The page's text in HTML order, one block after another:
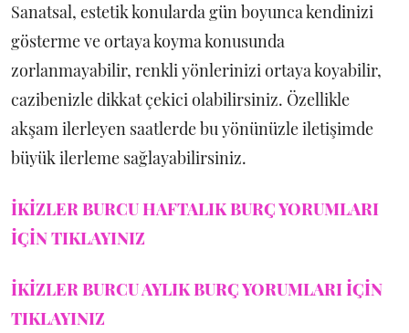
Sanatsal, estetik konularda gün boyunca kendinizi
gösterme ve ortaya koyma konusunda
zorlanmayabilir, renkli yönlerinizi ortaya koyabilir,
cazibenizle dikkat çekici olabilirsiniz. Özellikle
akşam ilerleyen saatlerde bu yönünüzle iletişimde
büyük ilerleme sağlayabilirsiniz.
İKİZLER BURCU HAFTALIK BURÇ YORUMLARI
İÇİN TIKLAYINIZ
İKİZLER BURCU AYLIK BURÇ YORUMLARI İÇİN
TIKLAYINIZ